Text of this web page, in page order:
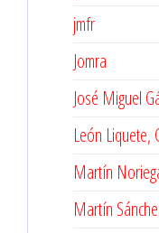
jmfr
Jomra
José Miguel
León Liquete,
Martín
Martín